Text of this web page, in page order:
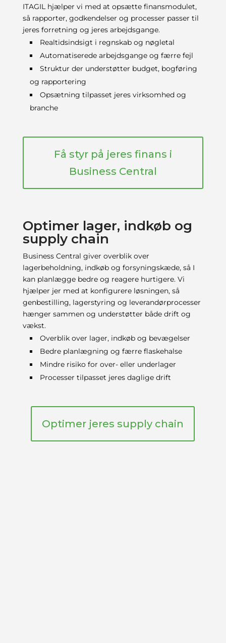
ITAGIL hjælper vi med at opsætte finansmodulet,
så rapporter, godkendelser og processer passer til
jeres forretning og jeres arbejdsgange.
Realtidsindsigt i regnskab og nøgletal
Automatiserede arbejdsgange og færre fejl
Struktur der understøtter budget, bogføring
og rapportering
Opsætning tilpasset jeres virksomhed og
branche
Få styr på jeres finans i
Business Central
Optimer lager, indkøb og
supply chain
Business Central giver overblik over
lagerbeholdning, indkøb og forsyningskæde, så I
kan planlægge bedre og reagere hurtigere. Vi
hjælper jer med at konfigurere løsningen, så
genbestilling, lagerstyring og leverandørprocesser
hænger sammen og understøtter både drift og
vækst.
Overblik over lager, indkøb og bevægelser
Bedre planlægning og færre flaskehalse
Mindre risiko for over- eller underlager
Processer tilpasset jeres daglige drift
Optimer jeres supply chain